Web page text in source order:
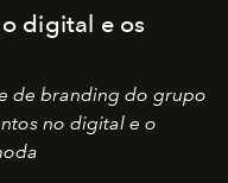
digital e os
de branding do grupo
no digital e o